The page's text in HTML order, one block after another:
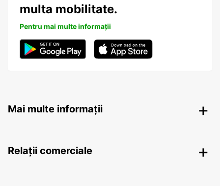
multa mobilitate.
Pentru mai multe informații
Mai multe informații
Relații comerciale